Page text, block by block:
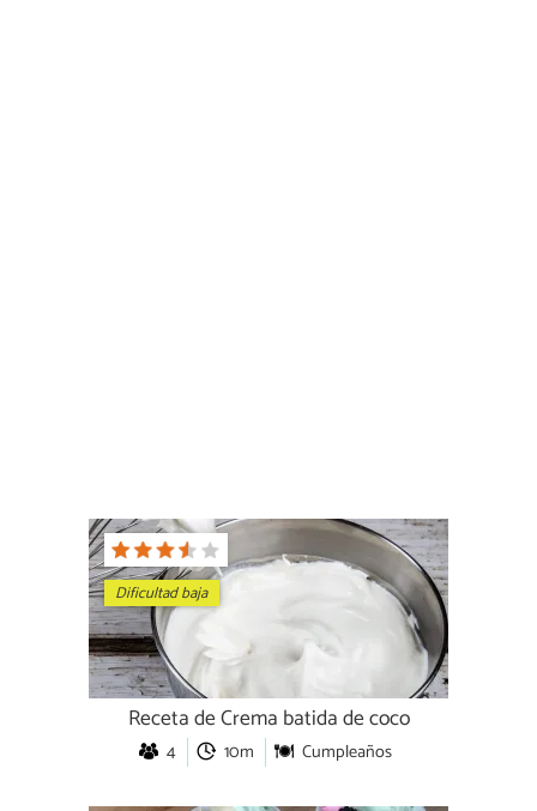
Dificultad baja
Receta de Crema batida de coco
4 10m Cumpleaños